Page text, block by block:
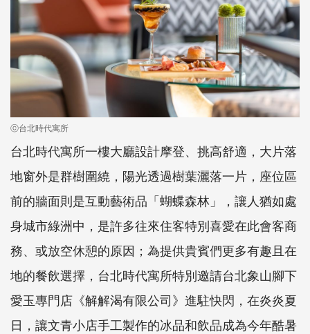
ⓒ台北時代寓所
台北時代寓所一樓大廳設計摩登、挑高舒適，大片落
地窗外是群樹圍繞，陽光透過樹葉灑落一片，座位區
前的牆面則是互動藝術品「蝴蝶森林」，讓人猶如處
身城市綠洲中，是許多往來住客特別喜愛在此會客商
務、或放空休憩的原因；為提供貴賓們更多有趣且在
地的餐飲選擇，台北時代寓所特別邀請台北象山腳下
愛玉專門店《解解渴有限公司》進駐快閃，在炎炎夏
日，讓文青小店手工製作的冰品和飲品成為今年酷暑